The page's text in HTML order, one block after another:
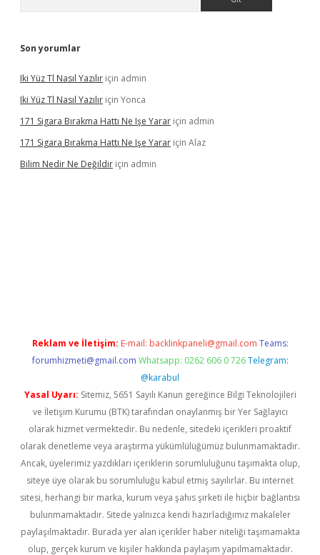
Son yorumlar
Iki Yüz Tl Nasıl Yazılır için admin
Iki Yüz Tl Nasıl Yazılır için Yonca
171 Sigara Bırakma Hattı Ne Işe Yarar için admin
171 Sigara Bırakma Hattı Ne Işe Yarar için Alaz
Bilim Nedir Ne Değildir için admin
Reklam ve İletişim: E-mail: backlinkpaneli@gmail.com Teams:
forumhizmeti@gmail.com Whatsapp: 0262 606 0 726 Telegram:
@karabul
Yasal Uyarı: Sitemiz, 5651 Sayılı Kanun gereğince Bilgi Teknolojileri
ve İletişim Kurumu (BTK) tarafından onaylanmış bir Yer Sağlayıcı
olarak hizmet vermektedir. Bu nedenle, sitedeki içerikleri proaktif
olarak denetleme veya araştırma yükümlülüğümüz bulunmamaktadır.
Ancak, üyelerimiz yazdıkları içeriklerin sorumluluğunu taşımakta olup,
siteye üye olarak bu sorumluluğu kabul etmiş sayılırlar. Bu internet
sitesi, herhangi bir marka, kurum veya şahıs şirketi ile hiçbir bağlantısı
bulunmamaktadır. Sitede yalnızca kendi hazırladığımız makaleler
paylaşılmaktadır. Burada yer alan içerikler haber niteliği taşımamakta
olup, gerçek kurum ve kişiler hakkında paylaşım yapılmamaktadır.